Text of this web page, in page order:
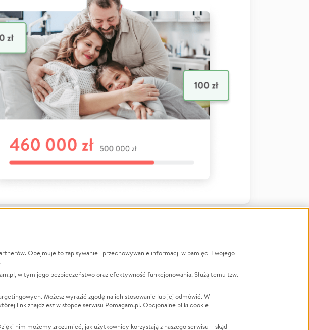
Zbieraj na
Leczenie
Zwierzęta
Pożar
LGBTQ+
Powódź
Wichura
Obejmuje to zapisywanie i przechowywanie informacji w pamięci Twojego
w tym jego bezpieczeństwo oraz efektywność funkcjonowania. Służą temu tzw.
Możesz wyrazić zgodę na ich stosowanie lub jej odmówić. W
link znajdziesz w stopce serwisu Pomagam.pl. Opcjonalne pliki cookie
nim możemy zrozumieć, jak użytkownicy korzystają z naszego serwisu – skąd